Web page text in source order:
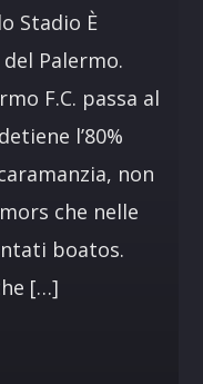
Stadio È
Palermo.
F.C. passa al
l’80%
non
che nelle
boatos.
[…]